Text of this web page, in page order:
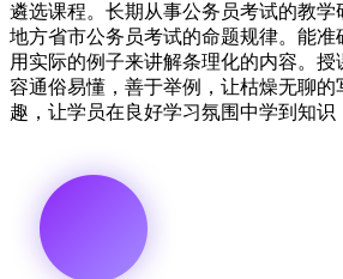
遴选课程。长期从事公务员考试的教学
地方省市公务员考试的命题规律。能
用实际的例子来讲解条理化的内容。
容通俗易懂，善于举例，让枯燥无聊的
趣，让学员在良好学习氛围中学到知识